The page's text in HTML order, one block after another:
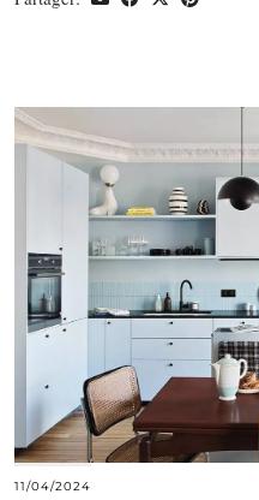
11/04/2024